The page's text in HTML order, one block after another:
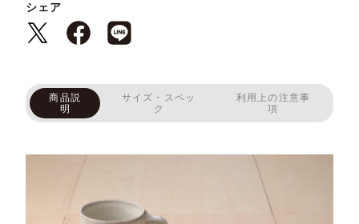
シェア
商品説
明
サイズ・スペッ
ク
利用上の注意事
項